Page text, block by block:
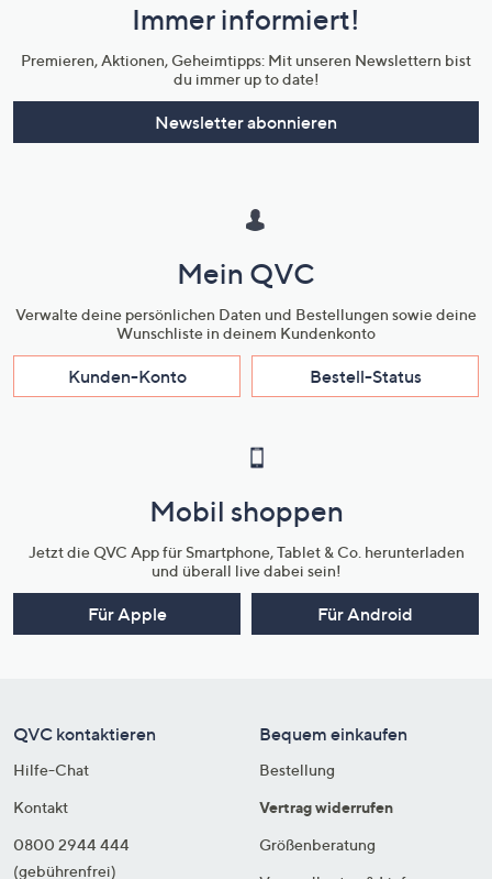
Unternehmensinformationen
Immer informiert!
Premieren, Aktionen, Geheimtipps: Mit unseren Newslettern bist
du immer up to date!
Newsletter abonnieren
Mein QVC
Verwalte deine persönlichen Daten und Bestellungen sowie deine
Wunschliste in deinem Kundenkonto
Kunden-Konto Bestell-Status
Mobil shoppen
Jetzt die QVC App für Smartphone, Tablet & Co. herunterladen
und überall live dabei sein!
Für Apple Für Android
QVC kontaktieren
Hilfe-Chat
Kontakt
0800 2944 444
(gebührenfrei)
Bequem einkaufen
Bestellung
Vertrag widerrufen
Größenberatung